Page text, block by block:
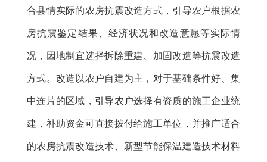
合县情实际的农房抗震改造方式，引导农户根据农
房抗震鉴定结果、经济状况和改造意愿等实际情
况，因地制宜选择拆除重建、加固改造等抗震改造
方式。改造以农户自建为主，对于基础条件好、集
中连片的区域，引导农户选择有资质的施工企业统
建，补助资金可直接拨付给施工单位，并推广适合
的农房抗震改造技术、新型节能保温建造技术材料